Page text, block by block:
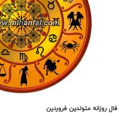
فال روزانه متولدین فروردین